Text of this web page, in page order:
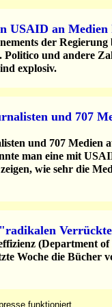
USAID an
der
Politico und andere
explosiv.
und 707
und 707 Medien
man eine mit
wie sehr die
(Department
Woche die Bücher
funktioniert.